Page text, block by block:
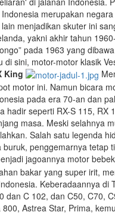
merupakan
menjadikan skuter ini
yakni akhir tahun
pada 1963 yang
di sini, motor-motor klasik
King
motor ini. Namun bicara
pada era 70-an dan
hadir seperti RX-S 115, RX
masa. Meski selahnya
Salah satu legenda
penggemarnya tetap
jagoannya motor
bakar yang super irit,
Keberadaannya di
dan C 102, dan C50, C70,
Astrea Star, Prima,